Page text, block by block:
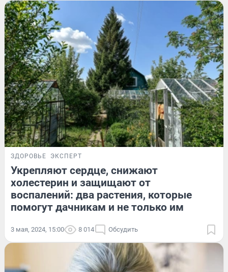
ЗДОРОВЬЕ ЭКСПЕРТ
Укрепляют сердце, снижают
холестерин и защищают от
воспалений: два растения, которые
помогут дачникам и не только им
3 мая, 2024, 15:00 8 014 Обсудить